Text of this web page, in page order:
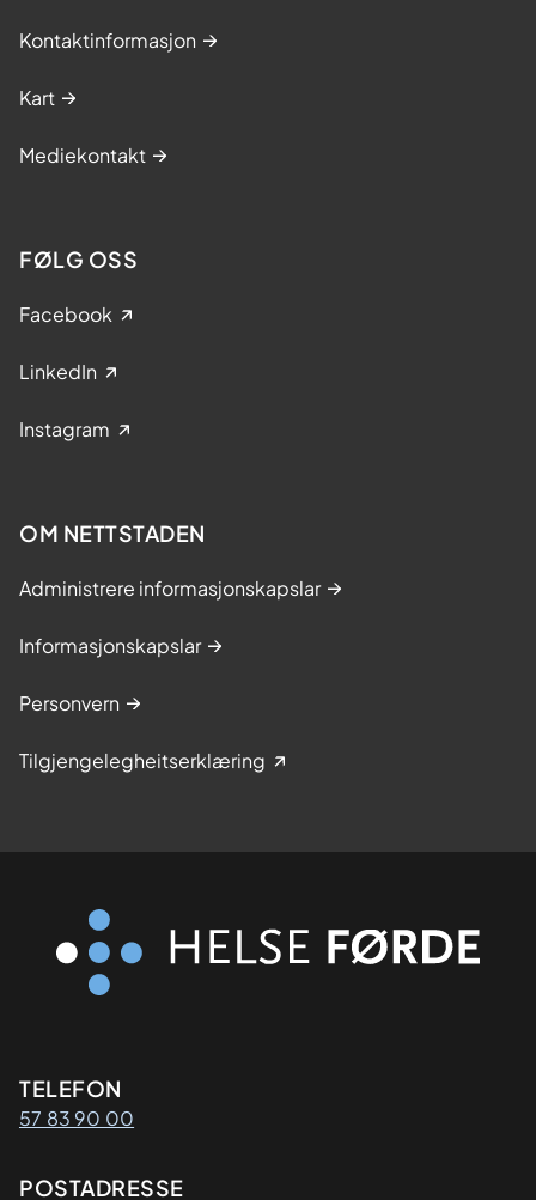
Kontaktinformasjon
Kart
Mediekontakt
FØLG OSS
Facebook
LinkedIn
Instagram
OM NETTSTADEN
Administrere informasjonskapslar
Informasjonskapslar
Personvern
Tilgjengelegheitserklæring
Kontaktinformasjon
TELEFON
57 83 90 00
POSTADRESSE